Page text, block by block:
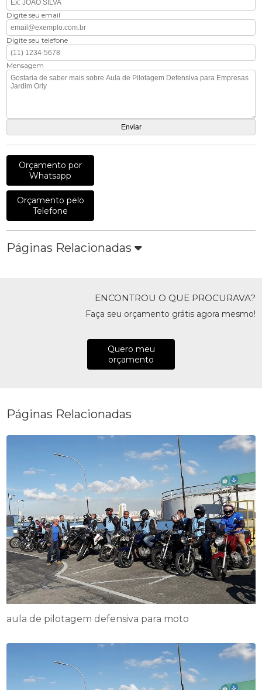
Digite seu email
Digite seu telefone
Mensagem
Orçamento por
Whatsapp
Orçamento pelo
Telefone
Páginas Relacionadas
ENCONTROU O QUE PROCURAVA?
Faça seu orçamento grátis agora mesmo!
Quero meu
orçamento
Páginas Relacionadas
aula de pilotagem defensiva para moto